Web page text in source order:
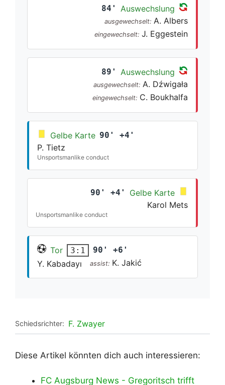
84' Auswechslung
ausgewechselt: A. Albers
eingewechselt: J. Eggestein
89' Auswechslung
ausgewechselt: A. Dźwigała
eingewechselt: C. Boukhalfa
Gelbe Karte 90' +4'
P. Tietz
Unsportsmanlike conduct
90' +4'
Gelbe Karte
Karol Mets
Unsportsmanlike conduct
Tor 3:1 90' +6'
Y. Kabadayı assist: K. Jakić
Schiedsrichter: F. Zwayer
Diese Artikel könnten dich auch interessieren:
FC Augsburg News - Gregoritsch trifft